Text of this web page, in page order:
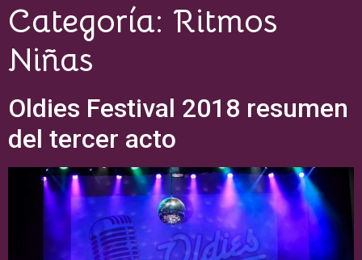
Categoría: Ritmos
Niñas
Oldies Festival 2018 resumen
del tercer acto